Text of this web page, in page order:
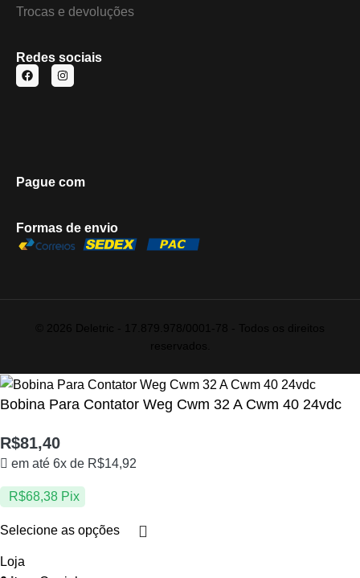
Trocas e devoluções
Redes sociais
Pague com
Formas de envio
Bobina Para Contator Weg Cwm 32 A Cwm 40 24vdc
R$81,40
em até 6x de R$14,92
R$68,38 Pix
Selecione as opções
Loja